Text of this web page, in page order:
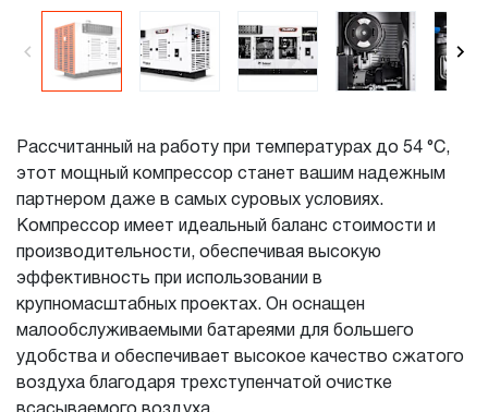
Рассчитанный на работу при температурах до 54 °C,
этот мощный компрессор станет вашим надежным
партнером даже в самых суровых условиях.
Компрессор имеет идеальный баланс стоимости и
производительности, обеспечивая высокую
эффективность при использовании в
крупномасштабных проектах. Он оснащен
малообслуживаемыми батареями для большего
удобства и обеспечивает высокое качество сжатого
воздуха благодаря трехступенчатой очистке